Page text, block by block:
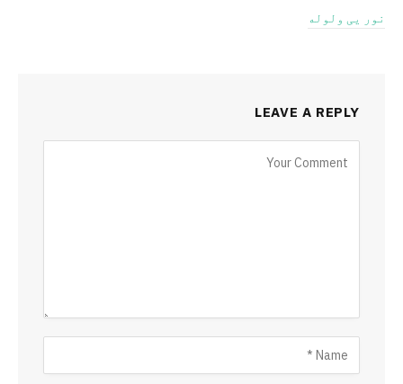
نور یی ولوله
LEAVE A REPLY